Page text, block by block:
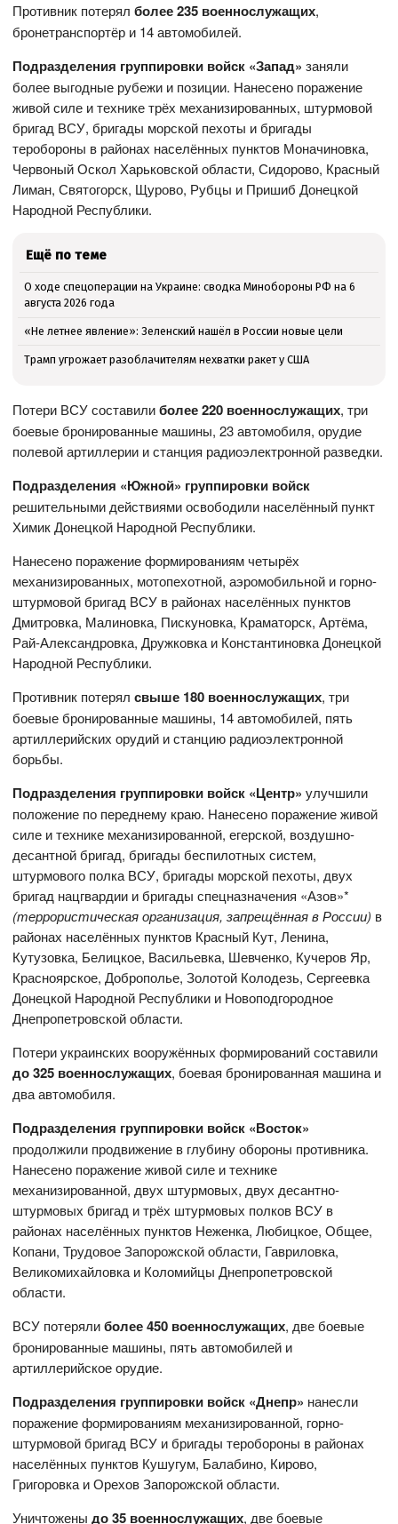
Противник потерялболее 235 военнослужащих,
бронетранспортёр и 14 автомобилей.
Подразделения группировки войск «Запад» заняли
более выгодные рубежи и позиции. Нанесено поражение
живой силе и технике трёх механизированных, штурмовой
бригад ВСУ, бригады морской пехоты и бригады
теробороны в районах населённых пунктов Моначиновка,
Червоный Оскол Харьковской области, Сидорово, Красный
Лиман, Святогорск, Щурово, Рубцы и Пришиб Донецкой
Народной Республики.
Ещё по теме
О ходе спецоперации на Украине: сводка Минобороны РФ на 6
августа 2026 года
«Не летнее явление»: Зеленский нашёл в России новые цели
Трамп угрожает разоблачителям нехватки ракет у США
Потери ВСУ составилиболее 220 военнослужащих, три
боевые бронированные машины, 23 автомобиля, орудие
полевой артиллерии и станция радиоэлектронной разведки.
Подразделения «Южной» группировки войск
решительными действиями освободили населённый пункт
Химик Донецкой Народной Республики.
Нанесено поражение формированиям четырёх
механизированных, мотопехотной, аэромобильной и горно-
штурмовой бригад ВСУ в районах населённых пунктов
Дмитровка, Малиновка, Пискуновка, Краматорск, Артёма,
Рай-Александровка, Дружковка и Константиновка Донецкой
Народной Республики.
Противник потерялсвыше 180 военнослужащих, три
боевые бронированные машины, 14 автомобилей, пять
артиллерийских орудий и станцию радиоэлектронной
борьбы.
Подразделения группировки войск «Центр» улучшили
положение по переднему краю. Нанесено поражение живой
силе и технике механизированной, егерской, воздушно-
десантной бригад, бригады беспилотных систем,
штурмового полка ВСУ, бригады морской пехоты, двух
бригад нацгвардии и бригады спецназначения «Азов»*
(террористическая организация, запрещённая в России) в
районах населённых пунктов Красный Кут, Ленина,
Кутузовка, Белицкое, Васильевка, Шевченко, Кучеров Яр,
Красноярское, Доброполье, Золотой Колодезь, Сергеевка
Донецкой Народной Республики и Новоподгородное
Днепропетровской области.
Потери украинских вооружённых формирований составили
до 325 военнослужащих, боевая бронированная машина и
два автомобиля.
Подразделения группировки войск «Восток»
продолжили продвижение в глубину обороны противника.
Нанесено поражение живой силе и технике
механизированной, двух штурмовых, двух десантно-
штурмовых бригад и трёх штурмовых полков ВСУ в
районах населённых пунктов Неженка, Любицкое, Общее,
Копани, Трудовое Запорожской области, Гавриловка,
Великомихайловка и Коломийцы Днепропетровской
области.
ВСУ потерялиболее 450 военнослужащих, две боевые
бронированные машины, пять автомобилей и
артиллерийское орудие.
Подразделения группировки войск «Днепр» нанесли
поражение формированиям механизированной, горно-
штурмовой бригад ВСУ и бригады теробороны в районах
населённых пунктов Кушугум, Балабино, Кирово,
Григоровка и Орехов Запорожской области.
Уничтоженыдо 35 военнослужащих, две боевые